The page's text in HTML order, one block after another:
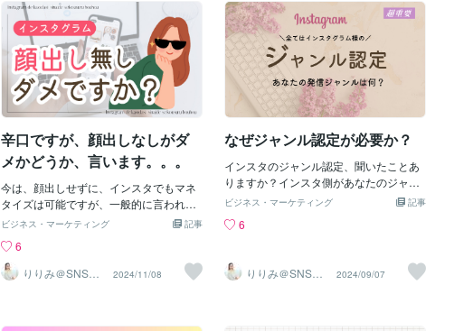
ー）」「アクセントとなる色（最も目立
たせたい文字や枠用の色）」の3色程度に
厳格に統一されています。全体の色数が
ギュッと抑えられているため、フィード
画面をパッと並べて見たときに、まるで
洗練された雑誌の1ページをめくっている
ような、美しい統一感と爽やかさが生ま
れます。2. 表紙の「文字レイアウト
（型）」が统一されている毎回の投稿
で、タイトル文字の位置が上
うな問いかけを使うことで、読んだ人の
興味を引き、投稿へのエンゲージメント
を高めることができます。【魅力的な画
像でさらに効果アップ】もちろん、テキ
ストだけでなく、目を引くデザイン画像
があれば効果は倍増します！✅ 投稿に合
った分かりやすく美しい画像✅ 思わずク
リックしたくなるインパクトのあるサム
ネイルこうしたビジュアルの工夫も、SN
待外れだった。逆に、中身が良くても見
た目が悪くて買う気になれなかった。こ
れが「見た目」の力なんです。デザイン
が整っているだけで、「信用」や「魅
力」を感じてもらいやすくなります。ち
なみにパケ買いって知ってますか？女性
なら誰でもしたことあるはず！「ガワ」
の重要性！【2. 「ガワ」だけで売れる時
代は終わりつつある】確かに、見た目
「ガワ」だけ良くて売れている商品やサ
ービスを見かけることもあります。でも
最近は、「中身の質」も求められる時
代。見た目だけでは短期的には売れて
も、継続して売れるわけではありませ
には2つの共通点があります：中身のクオ
リティが高い見た目のデザインが整って
いるこれが、リピーターさんや継続利用
いう好印象を与えます。今回はCanvaを
使って派手すぎず上品なデザインを作る
コツをお伝えします！」２・なぜ派手す
ぎると安っぽく見えるのか？1. 強調しす
ぎる配色強めの色味が多いと、目にはつ
くけれど上品さが損なわれてしまいま
す。2. 情報量が多すぎる文字や装飾を詰
め込みすぎると、ごちゃごちゃして見え
て、品が。。。3. フォント選びが雑複数
感がなくなり安っぽい印象に。シンプル
かつ、他のデザインを参考に選んでみ
て！3. 上品で目立つデザインを作る3つ
のコツ1. カラー選びで「落ち着き」と
テルカラーなどを選ぶ。☑︎アクセントカ
ラーを1～2色だけ使用。☑︎ゴールドやデ
辛口ですが、顔出しなしがダ
メかどうか、言います。。。
今は、顔出しせずに、インスタでもマネ
タイズは可能ですが、一般的に言われて
いるのが・ジャンルによる・投稿の質か
るジャンルだからOK！」「顔出ししない
で他の投稿マネすればOK！」とか、思っ
てませんか？ここで先日、私がサポート
記事
ビジネス・マーケティング
6
りりみ＠SNSイ
ンスタ運用
2024/11/08
なぜジャンル認定が必要か？
インスタのジャンル認定、聞いたことあ
りますか？インスタ側があなたのジャン
ルを認知して、それに興味を持ってくれ
です。 Instagramのアルゴリズムは、ユ
ツをレコメンド（おすすめ）します。明
確なジャンルに属することで、関心を持
す。そして、ジャンルを明確にし、イン
記事
ビジネス・マーケティング
6
りりみ＠SNSイ
ンスタ運用
2024/09/07